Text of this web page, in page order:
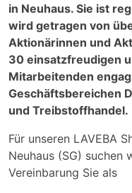
in Neuhaus. Sie ist
wird getragen von
Aktionärinnen und
30 einsatzfreudigen
Mitarbeitenden
Geschäftsbereichen
und Treibstoffhandel.
Für unseren LAVEBA
Neuhaus (SG)
Vereinbarung Sie als